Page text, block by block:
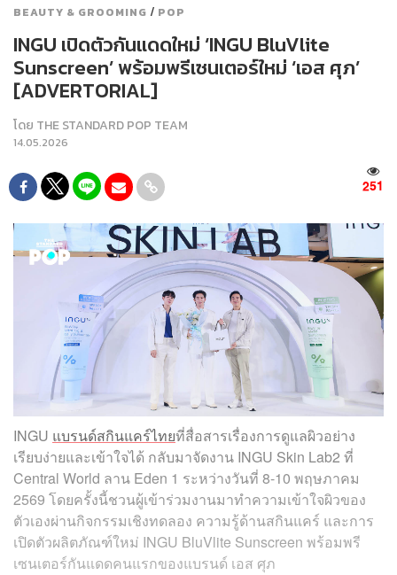
BEAUTY & GROOMING / POP
INGU เปิดตัวกันแดดใหม่ ‘INGU BluVlite
Sunscreen’ พร้อมพรีเซนเตอร์ใหม่ ‘เอส ศุภ’
[ADVERTORIAL]
โดย THE STANDARD POP TEAM
14.05.2026
251
INGU แบรนด์สกินแคร์ไทยที่สื่อสารเรื่องการดูแลผิวอย่าง
เรียบง่ายและเข้าใจได้ กลับมาจัดงาน INGU Skin Lab2 ที่
Central World ลาน Eden 1 ระหว่างวันที่ 8-10 พฤษภาคม
2569 โดยครั้งนี้ชวนผู้เข้าร่วมงานมาทำความเข้าใจผิวของ
ตัวเองผ่านกิจกรรมเชิงทดลอง ความรู้ด้านสกินแคร์ และการ
เปิดตัวผลิตภัณฑ์ใหม่ INGU BluVlite Sunscreen พร้อมพรี
เซนเตอร์กันแดดคนแรกของแบรนด์ เอส ศุภ